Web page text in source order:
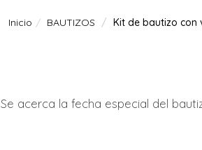
Inicio BAUTIZOS Kit de bautizo con
Se acerca la fecha especial del